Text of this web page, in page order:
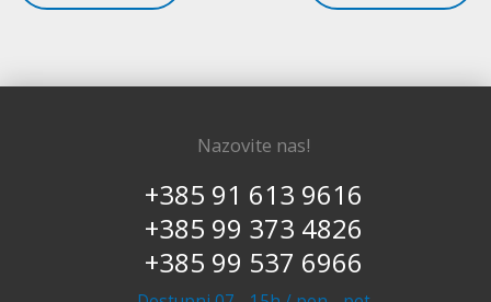
Nazovite nas!
+385 91 613 9616
+385 99 373 4826
+385 99 537 6966